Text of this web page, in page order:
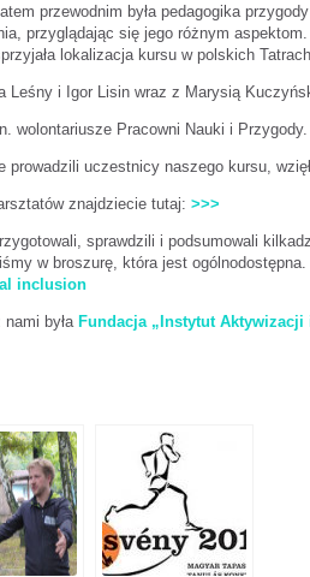
przewodnim była pedagogika
przyglądając się jego różnym
lokalizacja kursu w polskich
Leśny i Igor Lisin wraz z Marysią
wolontariusze Pracowni Nauki i Przygody.
prowadzili uczestnicy naszego kursu,
znajdziecie tutaj: >>>
sprawdzili i podsumowali
w broszurę, która jest
inclusion
była Fundacja „Instytut Aktywizacji